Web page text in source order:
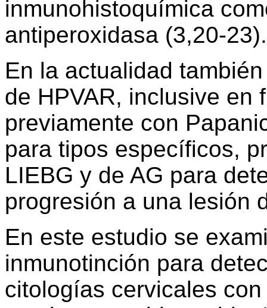
inmunohistoquímica
antiperoxidasa (3,20-23).
En la actualidad
de HPVAR, inclusive en
previamente con
para tipos específicos,
LIEBG y de AG para
progresión a una lesión
En este estudio se
inmunotinción para
citologías cervicales